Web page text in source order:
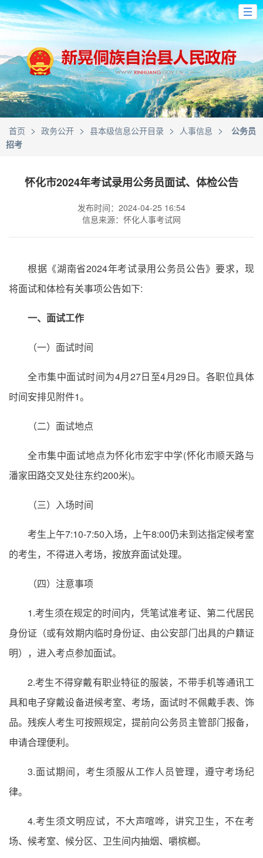
首页 > 政务公开 > 县本级信息公开目录 > 人事信息 >
公务员
招考
怀化市2024年考试录用公务员面试、体检公告
发布时间：2024-04-25 16:54
信息来源：怀化人事考试网
根据《湖南省2024年考试录用公务员公告》要求，现
将面试和体检有关事项公告如下:
一、面试工作
（一）面试时间
全市集中面试时间为4月27日至4月29日。各职位具体
时间安排见附件1。
（二）面试地点
全市集中面试地点为怀化市宏宇中学(怀化市顺天路与
潘家田路交叉处往东约200米)。
（三）入场时间
考生上午7:10-7:50入场，上午8:00仍未到达指定候考室
的考生，不得进入考场，按放弃面试处理。
（四）注意事项
1.考生须在规定的时间内，凭笔试准考证、第二代居民
身份证（或有效期内临时身份证、由公安部门出具的户籍证
明），进入考点参加面试。
2.考生不得穿戴有职业特征的服装，不带手机等通讯工
具和电子穿戴设备进候考室、考场，面试时不佩戴手表、饰
品。残疾人考生可按照规定，提前向公务员主管部门报备，
申请合理便利。
3.面试期间，考生须服从工作人员管理，遵守考场纪
律。
4.考生须文明应试，不大声喧哗，讲究卫生，不在考
场、候考室、候分区、卫生间内抽烟、嚼槟榔。